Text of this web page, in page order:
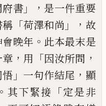
書 」， 是一件重要
稱 「荷澤和尚 」， 故
晚年 。 此本最末是
， 用 「因汝所問 ，
悟 」 一句作結尾 ， 顯
。 其下緊接 「定是非